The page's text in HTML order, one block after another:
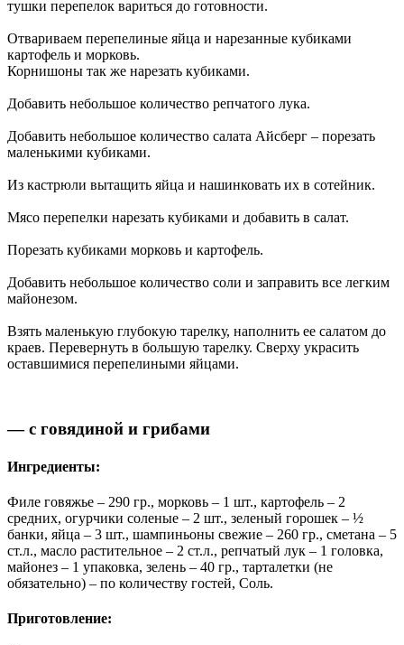
тушки перепелок вариться до готовности.
Отвариваем перепелиные яйца и нарезанные кубиками
картофель и морковь.
Корнишоны так же нарезать кубиками.
Добавить небольшое количество репчатого лука.
Добавить небольшое количество салата Айсберг – порезать
маленькими кубиками.
Из кастрюли вытащить яйца и нашинковать их в сотейник.
Мясо перепелки нарезать кубиками и добавить в салат.
Порезать кубиками морковь и картофель.
Добавить небольшое количество соли и заправить все легким
майонезом.
Взять маленькую глубокую тарелку, наполнить ее салатом до
краев. Перевернуть в большую тарелку. Сверху украсить
оставшимися перепелиными яйцами.
— с говядиной и грибами
Ингредиенты:
Филе говяжье – 290 гр., морковь – 1 шт., картофель – 2
средних, огурчики соленые – 2 шт., зеленый горошек – ½
банки, яйца – 3 шт., шампиньоны свежие – 260 гр., сметана – 5
ст.л., масло растительное – 2 ст.л., репчатый лук – 1 головка,
майонез – 1 упаковка, зелень – 40 гр., тарталетки (не
обязательно) – по количеству гостей, Соль.
Приготовление: